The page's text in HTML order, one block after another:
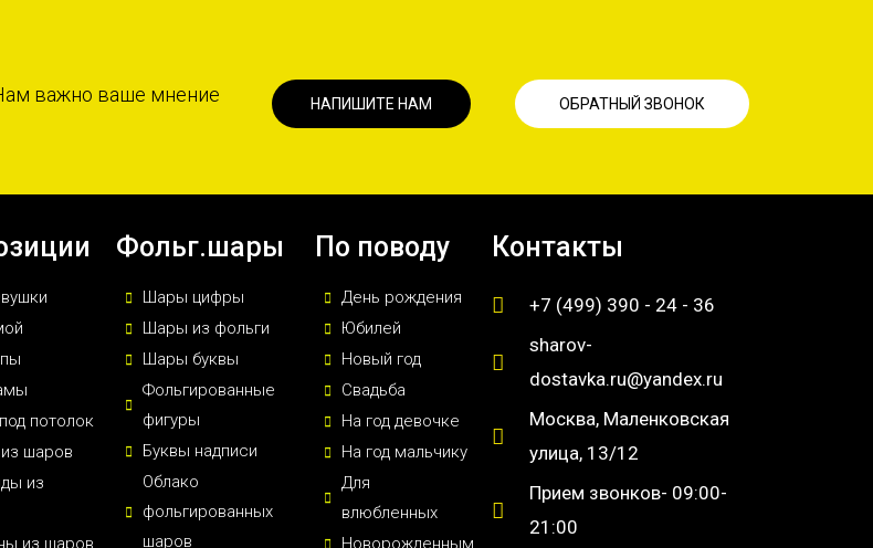
важно ваше мнение НАПИШИТЕ НАМ ОБРАТНЫЙ ЗВОНОК
потолок
шаров
из
из шаров
Фольг.шары
Шары цифры
Шары из фольги
Шары буквы
Фольгированные
фигуры
Буквы надписи
Облако
фольгированных
шаров
По поводу
День рождения
Юбилей
Новый год
Свадьба
На год девочке
На год мальчику
Для
влюбленных
Новорожденным
Контакты
+7 (499) 390 - 24 - 36
sharov-
dostavka.ru@yandex.ru
Москва, Маленковская
улица, 13/12
Прием звонков- 09:00-
21:00